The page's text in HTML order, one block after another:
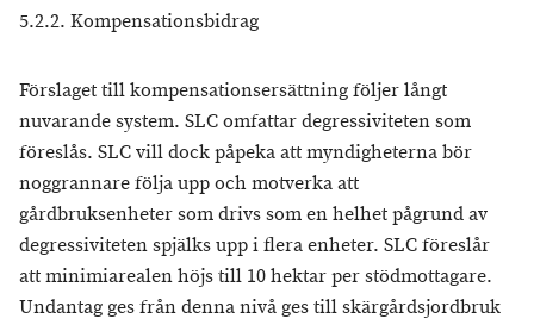
5.2.2. Kompensationsbidrag
Förslaget till kompensationsersättning följer långt
nuvarande system. SLC omfattar degressiviteten som
föreslås. SLC vill dock påpeka att myndigheterna bör
noggrannare följa upp och motverka att
gårdbruksenheter som drivs som en helhet pågrund av
degressiviteten spjälks upp i flera enheter. SLC föreslår
att minimiarealen höjs till 10 hektar per stödmottagare.
Undantag ges från denna nivå ges till skärgårdsjordbruk